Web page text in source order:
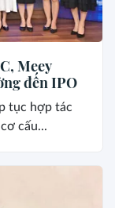
Meey
đến IPO
tục hợp tác
cấu...